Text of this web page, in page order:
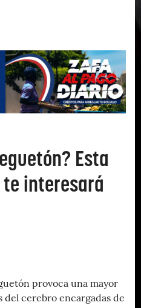
Esta
interesará
provoca una mayor
del cerebro encargadas de